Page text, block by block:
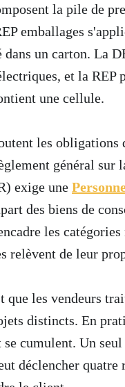
la pile de
emballages
dans un carton. La
et la REP
une cellule.
les obligations
général sur
exige une
des biens de
les
relèvent de leur
que les vendeurs
distincts. En
se cumulent. Un seul
déclencher quatre